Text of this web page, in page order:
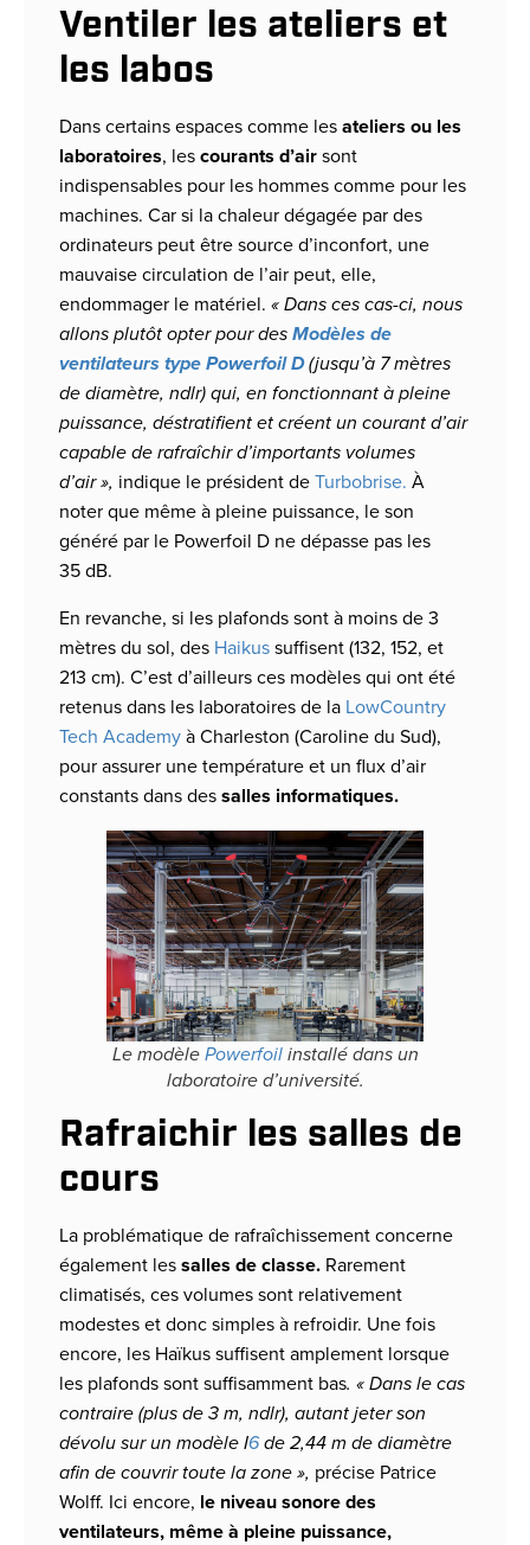
Ventiler les ateliers et
les labos
Dans certains espaces comme les ateliers ou les
laboratoires, les courants d’air sont
indispensables pour les hommes comme pour les
machines. Car si la chaleur dégagée par des
ordinateurs peut être source d’inconfort, une
mauvaise circulation de l’air peut, elle,
endommager le matériel. « Dans ces cas-ci, nous
allons plutôt opter pour des Modèles de
ventilateurs type Powerfoil D(jusqu’à 7 mètres
de diamètre, ndlr) qui, en fonctionnant à pleine
puissance, déstratifient et créent un courant d’air
capable de rafraîchir d’importants volumes
d’air », indique le président de Turbobrise. À
noter que même à pleine puissance, le son
généré par le Powerfoil D ne dépasse pas les
35 dB.
En revanche, si les plafonds sont à moins de 3
mètres du sol, des Haikus suffisent (132, 152, et
213 cm). C’est d’ailleurs ces modèles qui ont été
retenus dans les laboratoires de la LowCountry
Tech Academy à Charleston (Caroline du Sud),
pour assurer une température et un flux d’air
constants dans des salles informatiques.
Le modèle Powerfoilinstallé dans un
laboratoire d’université.
Rafraichir les salles de
cours
La problématique de rafraîchissement concerne
également les salles de classe. Rarement
climatisés, ces volumes sont relativement
modestes et donc simples à refroidir. Une fois
encore, les Haïkus suffisent amplement lorsque
les plafonds sont suffisamment bas. « Dans le cas
contraire (plus de 3 m, ndlr), autant jeter son
dévolu sur un modèle I6 de 2,44 m de diamètre
afin de couvrir toute la zone », précise Patrice
Wolff. Ici encore, le niveau sonore des
ventilateurs, même à pleine puissance,